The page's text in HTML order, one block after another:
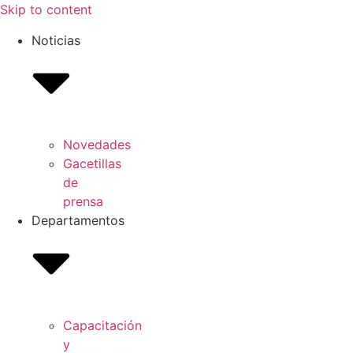
Skip to content
Noticias
Novedades
Gacetillas
de
prensa
Departamentos
Capacitación
y